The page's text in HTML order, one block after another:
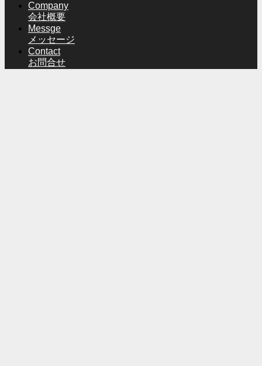
Company
会社概要
Messge
メッセージ
Contact
お問合せ